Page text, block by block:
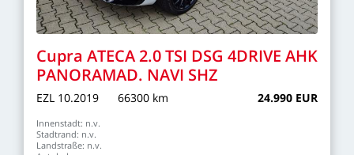
Cupra ATECA2.0TSI DSG 4DRIVE AHK
PANORAMAD. NAVI SHZ
EZL 10.2019 66300 km 24.990 EUR
Innenstadt: n.v.
Stadtrand: n.v.
Landstraße: n.v.